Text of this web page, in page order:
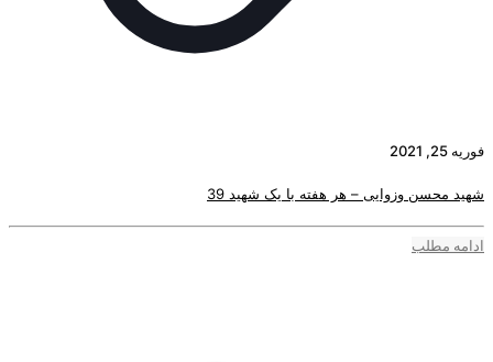
فوریه 25, 2021
شهید محسن وزوایی – هر هفته با یک شهید 39
ادامه مطلب